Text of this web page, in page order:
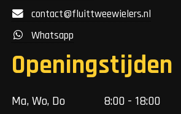
contact@fluittweewielers.nl
Whatsapp
Openingstijden
Ma, Wo, Do
8:00 - 18:00